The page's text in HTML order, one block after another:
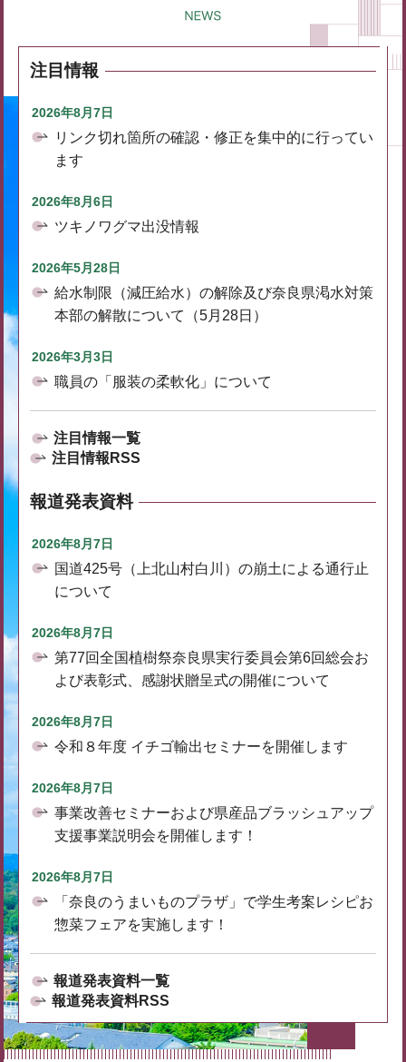
注目情報
2026年8月7日
リンク切れ箇所の確認・修正を集中的に行ってい
ます
2026年8月6日
ツキノワグマ出没情報
2026年5月28日
給水制限（減圧給水）の解除及び奈良県渇水対策
本部の解散について（5月28日）
2026年3月3日
職員の「服装の柔軟化」について
注目情報一覧
注目情報RSS
報道発表資料
2026年8月7日
国道425号（上北山村白川）の崩土による通行止
について
2026年8月7日
第77回全国植樹祭奈良県実行委員会第6回総会お
よび表彰式、感謝状贈呈式の開催について
2026年8月7日
令和８年度 イチゴ輸出セミナーを開催します
2026年8月7日
事業改善セミナーおよび県産品ブラッシュアップ
支援事業説明会を開催します！
2026年8月7日
「奈良のうまいものプラザ」で学生考案レシピお
惣菜フェアを実施します！
報道発表資料一覧
報道発表資料RSS